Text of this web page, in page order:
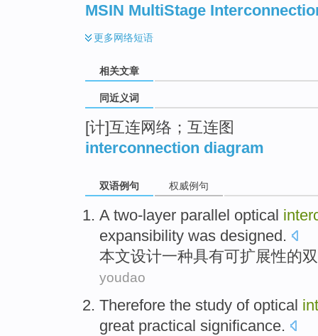
MSIN MultiStage
更多网络短语
相关文章
同近义词
[计]互连网络；互连图
interconnection diagram
双语例句 权威例句
A two-layer parallel optical
expansibility was designed.
本文设计一种具有可扩展性的
youdao
Therefore the study of optical
great practical significance.